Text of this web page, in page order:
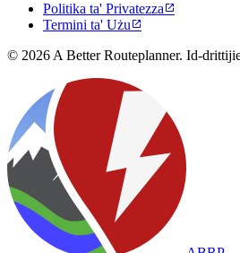
Politika ta' Privatezza
Termini ta' Użu
© 2026 A Better Routeplanner. Id-